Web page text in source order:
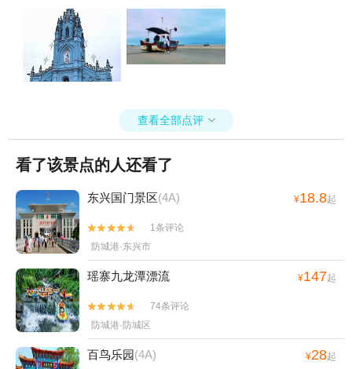
查看全部点评 
看了该景点的人还看了
东兴国门景区(4A) ¥18.8起


1条评论
防城港·东兴市
瑶寨九龙潭漂流 ¥147起


74条评论
防城港·防城区
百鸟乐园(4A) ¥28起